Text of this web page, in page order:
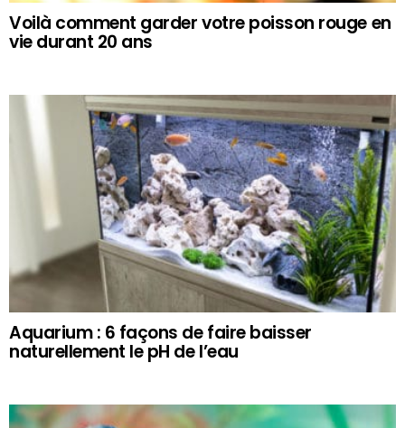
Voilà comment garder votre poisson rouge en
vie durant 20 ans
Aquarium : 6 façons de faire baisser
naturellement le pH de l’eau